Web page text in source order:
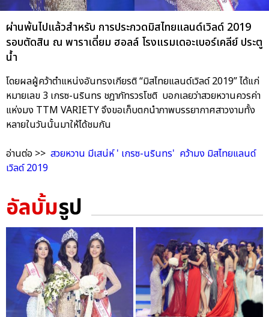
ผ่านพ้นไปแล้วสำหรับ การประกวดมิสไทยแลนด์เวิลด์ 2019
รอบตัดสิน ณ พาราเดี่ยม ฮอลล์ โรงแรมเดอะเบอร์เคลีย์ ประตู
น้ำ
โดยผลผู้คว้าตำแหน่งอันทรงเกียรติ “มิสไทยแลนด์เวิลด์ 2019” ได้แก่
หมายเลข 3 เกรซ-นรินทร ชฎาภัทรวรโชติ บอกเลยว่าสวยหวานควรค่า
แห่งมง TTM VARIETY จึงขอเก็บตกนำภาพบรรยากาศสาวงามทั้ง
หลายในวันนั้นมาให้ได้ชมกัน
อ่านต่อ >> สวยหวาน มีเสน่ห์ ' เกรซ-นรินทร' คว้ามง มิสไทยแลนด์
เวิลด์ 2019
อัลบั้มรูป